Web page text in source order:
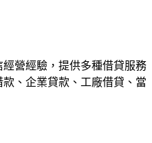
營經驗，提供多種借貸服務
、企業貸款、工廠借貸、當